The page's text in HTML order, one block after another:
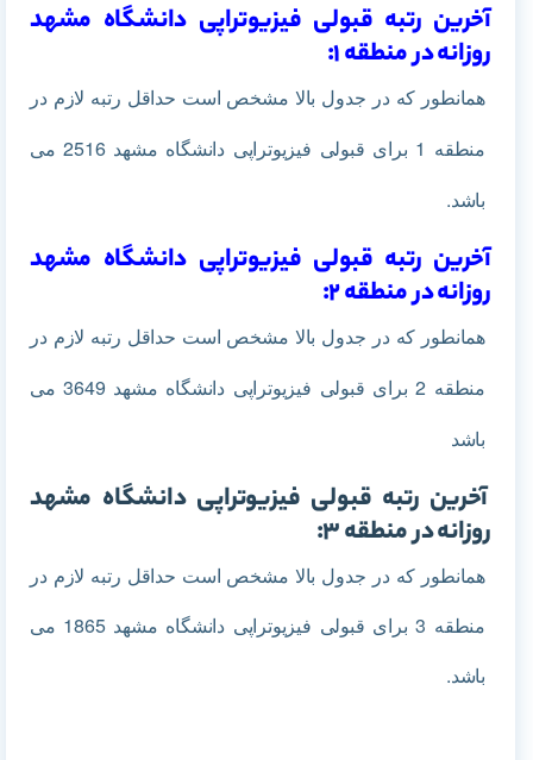
آخرین رتبه قبولی فیزیوتراپی دانشگاه مشهد
روزانه در منطقه 1:
همانطور که در جدول بالا مشخص است حداقل رتبه لازم در
منطقه 1
برای قبولی فیزیوتراپی دانشگاه مشهد 2516 می
باشد.
آخرین رتبه قبولی فیزیوتراپی دانشگاه مشهد
روزانه در منطقه 2:
همانطور که در جدول بالا مشخص است حداقل رتبه لازم در
منطقه 2 برای قبولی فیزیوتراپی دانشگاه مشهد 3649 می
باشد
آخرین رتبه قبولی فیزیوتراپی دانشگاه مشهد
روزانه در منطقه 3:
همانطور که در جدول بالا مشخص است حداقل رتبه لازم در
منطقه 3 برای قبولی فیزیوتراپی دانشگاه مشهد 1865 می
باشد.